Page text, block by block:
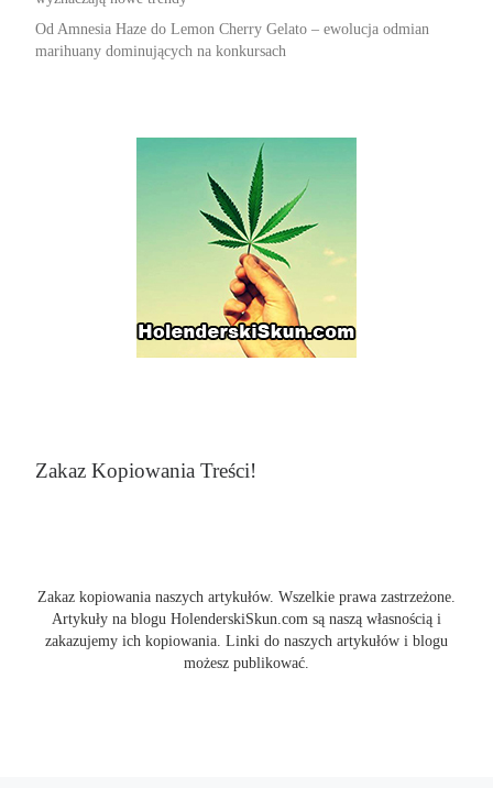
Od Amnesia Haze do Lemon Cherry Gelato – ewolucja odmian
marihuany dominujących na konkursach
Zakaz Kopiowania Treści!
Zakaz kopiowania naszych artykułów. Wszelkie prawa zastrzeżone.
Artykuły na blogu HolenderskiSkun.com są naszą własnością i
zakazujemy ich kopiowania. Linki do naszych artykułów i blogu
możesz publikować.